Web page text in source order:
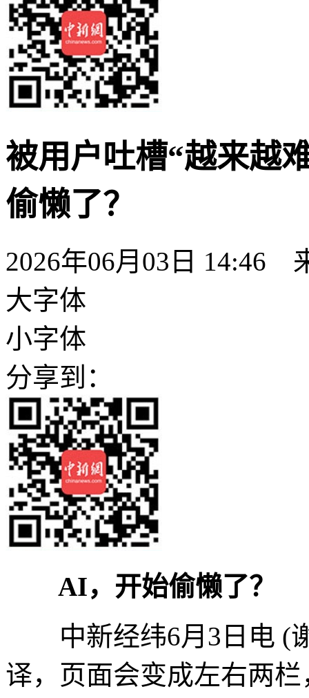
被用户吐槽“越来越
偷懒了？
2026年06月03日 14:46
大字体
小字体
分享到：
AI，开始偷懒了？
中新经纬6月3日电 (谢
译，页面会变成左右两